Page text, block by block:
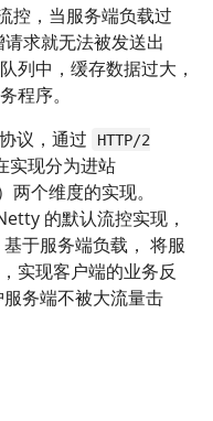
控，当服务端负载过
求就无法被发送出
列中，缓存数据过大，
程序。
议，通过
HTTP/2
实现分为进站
个维度的实现。
的默认流控实现，
于服务端负载， 将服
实现客户端的业务反
务端不被大流量击